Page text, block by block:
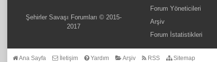
Şehirler Savaşı Forumları © 2015-
2017
Forum Yöneticileri
Arşiv
Forum İstatistikleri
Ana Sayfa İletişim Yardım Arşiv RSS Sitemap